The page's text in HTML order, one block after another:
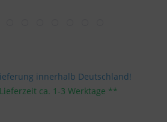
innerhalb Deutschland!
ca. 1-3 Werktage **